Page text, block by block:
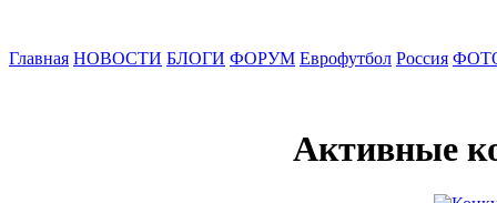
Главная НОВОСТИ БЛОГИ ФОРУМ Еврофутбол Россия
Активные